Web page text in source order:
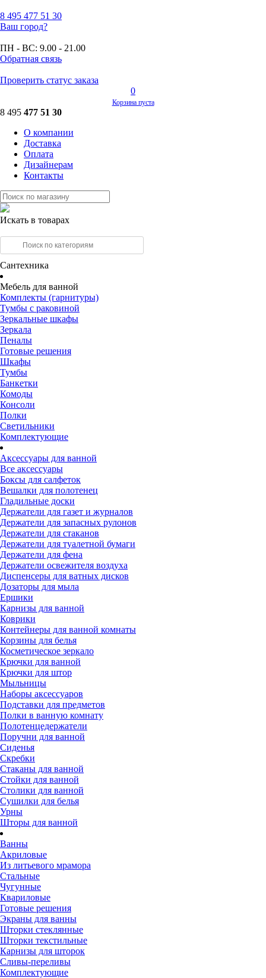
8 495 477 51 30
Ваш город?
ПН - ВС: 9.00 - 21.00
Обратная связь
Проверить статус заказа
0
Корзина пуста
8 495 477 51 30
О компании
Доставка
Оплата
Дизайнерам
Контакты
Искать в товарах
Сантехника
Мебель для ванной
Комплекты (гарнитуры)
Тумбы с раковиной
Зеркальные шкафы
Зеркала
Пеналы
Готовые решения
Шкафы
Тумбы
Банкетки
Комоды
Консоли
Полки
Светильники
Комплектующие
Аксессуары для ванной
Все аксессуары
Боксы для салфеток
Вешалки для полотенец
Гладильные доски
Держатели для газет и журналов
Держатели для запасных рулонов
Держатели для стаканов
Держатели для туалетной бумаги
Держатели для фена
Держатели освежителя воздуха
Диспенсеры для ватных дисков
Дозаторы для мыла
Ершики
Карнизы для ванной
Коврики
Контейнеры для ванной комнаты
Корзины для белья
Косметическое зеркало
Крючки для ванной
Крючки для штор
Мыльницы
Наборы аксессуаров
Подставки для предметов
Полки в ванную комнату
Полотенцедержатели
Поручни для ванной
Сиденья
Скребки
Стаканы для ванной
Стойки для ванной
Столики для ванной
Сушилки для белья
Урны
Шторы для ванной
Ванны
Акриловые
Из литьевого мрамора
Стальные
Чугунные
Квариловые
Готовые решения
Экраны для ванны
Шторки стеклянные
Шторки текстильные
Карнизы для шторок
Сливы-переливы
Комплектующие